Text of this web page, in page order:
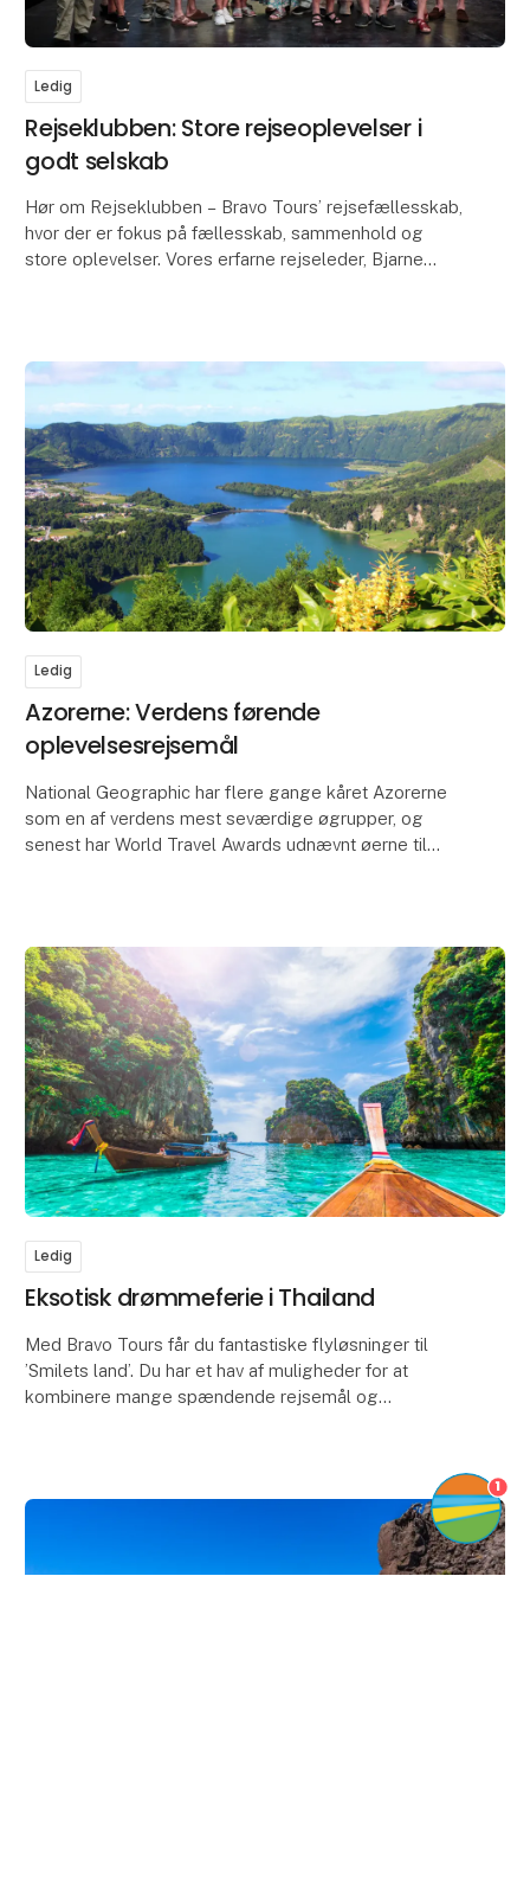
Ledig
Rejseklubben: Store rejseoplevelser i
godt selskab
Hør om Rejseklubben – Bravo Tours’ rejsefællesskab,
hvor der er fokus på fællesskab, sammenhold og
store oplevelser. Vores erfarne rejseleder, Bjarne
Ledig
Azorerne: Verdens førende
oplevelsesrejsemål
National Geographic har flere gange kåret Azorerne
som en af verdens mest seværdige øgrupper, og
senest har World Travel Awards udnævnt øerne til
Ledig
Eksotisk drømmeferie i Thailand
Med Bravo Tours får du fantastiske flyløsninger til
’Smilets land’. Du har et hav af muligheder for at
kombinere mange spændende rejsemål og
1